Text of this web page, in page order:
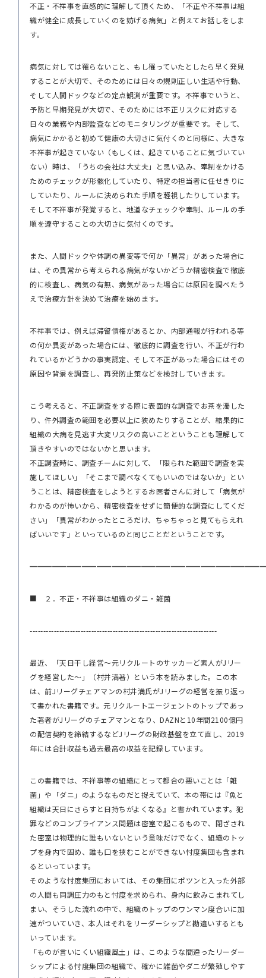
不正・不祥事を直感的に理解して頂くため、「不正や不祥事は組
織が健全に成長していくのを妨げる病気」と例えてお話しをしま
す。
病気に対しては罹らないこと、もし罹っていたとしたら早く発見
することが大切で、そのためには日々の規則正しい生活や行動、
そして人間ドックなどの定点観測が重要です。不祥事でいうと、
予防と早期発見が大切で、そのためには不正リスクに対応する
日々の業務や内部監査などのモニタリングが重要です。そして、
病気にかかると初めて健康の大切さに気付くのと同様に、大きな
不祥事が起きていない（もしくは、起きていることに気づいてい
ない）時は、「うちの会社は大丈夫」と思い込み、牽制をかける
ためのチェックが形骸化していたり、特定の担当者に任せきりに
していたり、ルールに決められた手順を軽視したりしています。
そして不祥事が発覚すると、地道なチェックや牽制、ルールの手
順を遵守することの大切さに気付くのです。
また、人間ドックや体調の異変等で何か「異常」があった場合に
は、その異常から考えられる病気がないかどうか精密検査で徹底
的に検査し、病気の有無、病気があった場合には原因を調べたう
えで治療方針を決めて治療を始めます。
不祥事では、例えば滞留債権があるとか、内部通報が行われる等
の何か異変があった場合には、徹底的に調査を行い、不正が行わ
れているかどうかの事実認定、そして不正があった場合にはその
原因や背景を調査し、再発防止策などを検討していきます。
こう考えると、不正調査をする際に表面的な調査でお茶を濁した
り、件外調査の範囲を必要以上に狭めたりすることが、結果的に
組織の大病を見逃す大変リスクの高いことということも理解して
頂きやすいのではないかと思います。
不正調査時に、調査チームに対して、「限られた範囲で調査を実
施してほしい」「そこまで調べなくてもいいのではないか」とい
うことは、精密検査をしようとするお医者さんに対して「病気が
わかるのが怖いから、精密検査をせずに簡便的な調査にしてくだ
さい」「異常がわかったところだけ、ちゃちゃっと見てもらえれ
ばいいです」といっているのと同じことだということです。
■ ２．不正・不祥事は組織のダニ・雑菌
----------------------------------------------------------------------
最近、「天日干し経営～元リクルートのサッカーど素人がJリー
グを経営した～」（村井満著）という本を読みました。この本
は、前Jリーグチェアマンの村井満氏がJリーグの経営を振り返っ
て書かれた書籍です。元リクルートエージェントのトップであっ
た著者がJリーグのチェアマンとなり、DAZNと10年間2100億円
の配信契約を締結するなどJリーグの財政基盤を立て直し、2019
年には合計収益も過去最高の収益を記録しています。
この書籍では、不祥事等の組織にとって都合の悪いことは「雑
菌」や「ダニ」のようなものだと捉えていて、本の帯には『魚と
組織は天日にさらすと日持ちがよくなる』と書かれています。犯
罪などのコンプライアンス問題は密室で起こるもので、閉ざされ
た密室は物理的に誰もいないという意味だけでなく、組織のトッ
プを身内で固め、誰も口を挟むことができない忖度集団も含まれ
るといっています。
そのような忖度集団においては、その集団にポツンと入った外部
の人間も同調圧力のもと忖度を求められ、身内に飲みこまれてし
まい、そうした流れの中で、組織のトップのワンマン度合いに加
速がついていき、本人はそれをリーダーシップと勘違いするとも
いっています。
「ものが言いにくい組織風土」は、このような間違ったリーダー
シップによる忖度集団の組織で、確かに雑菌やダニが繁殖しやす